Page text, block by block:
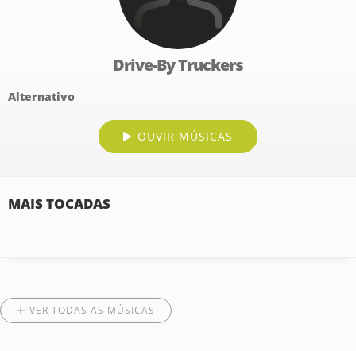
Drive-By Truckers
Alternativo
OUVIR MÚSICAS
MAIS TOCADAS
VER TODAS AS MÚSICAS